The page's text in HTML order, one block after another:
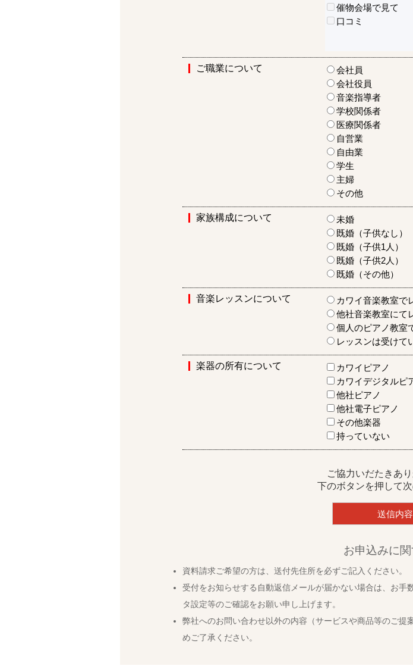
催物会場で見て
口コミ
ご職業について
会社員
会社役員
音楽指導者
学校関係者
医療関係者
自営業
自由業
学生
主婦
その他
家族構成について
未婚
既婚（子供なし）
既婚（子供1人）
既婚（子供2人）
既婚（その他）
音楽レッスンについて
カワイ音楽教室で
他社音楽教室にて
個人のピアノ教室
レッスンは受けて
楽器の所有について
カワイピアノ
カワイデジタルピ
他社ピアノ
他社電子ピアノ
その他楽器
持っていない
ご協力いだたきあ
下のボタンを押して
お申込みに
資料請求ご希望の方は、送付先住所を必ずご記入ください。
受付をお知らせする自動返信メールが届かない場合は、お
タ設定等のご確認をお願い申し上げます。
弊社へのお問い合わせ以外の内容（サービスや商品等のご
めご了承ください。